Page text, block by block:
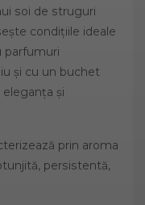
soi de struguri
condițiile ideale
parfumuri
și cu un buchet
eleganța și
prin aroma
persistentă,